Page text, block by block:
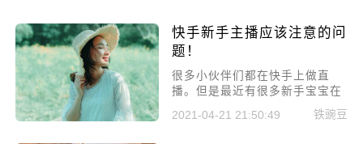
快手新手主播应该注意的问
题！
很多小伙伴们都在快手上做直
播。但是最近有很多新手宝宝在
问我说，为什么自己直播的时候
没有人看。小编今天就来给你讲
2021-04-21 21:50:49 铁豌豆